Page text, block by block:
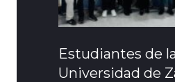
Estudiantes de
Universidad de